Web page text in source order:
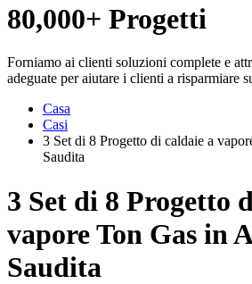
80,000+ Progetti
Forniamo ai clienti soluzioni complete e
adeguate per aiutare i clienti a risparmiare
Casa
Casi
3 Set di 8 Progetto di caldaie a
Saudita
3 Set di 8 Progetto
vapore Ton Gas in
Saudita